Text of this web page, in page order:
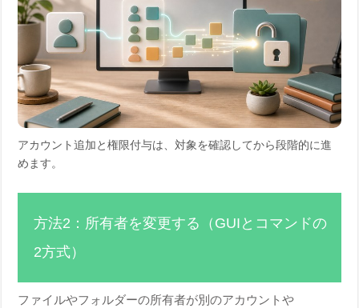
アカウント追加と権限付与は、対象を確認してから段階的に進
めます。
方法2：所有者を変更する（GUIとコマンドの
2方式）
ファイルやフォルダーの所有者が別のアカウントや